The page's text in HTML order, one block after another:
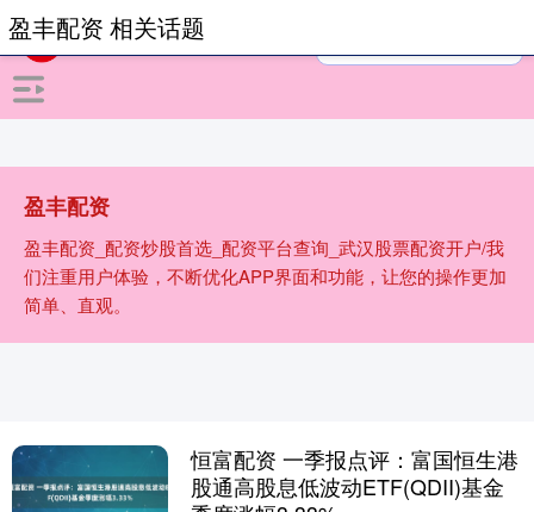
盈丰配资
盈丰配资_配资炒股首选_配资平台查询_武汉股票配资开户/我
们注重用户体验，不断优化APP界面和功能，让您的操作更加
简单、直观。
盈丰配资 相关话题
恒富配资 一季报点评：富国恒生港
股通高股息低波动ETF(QDII)基金